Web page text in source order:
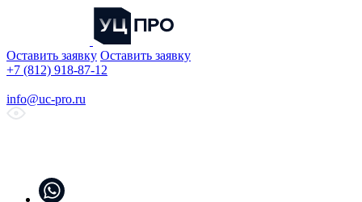
Оставить заявку Оставить заявку
+7 (812) 918-87-12
info@uc-pro.ru